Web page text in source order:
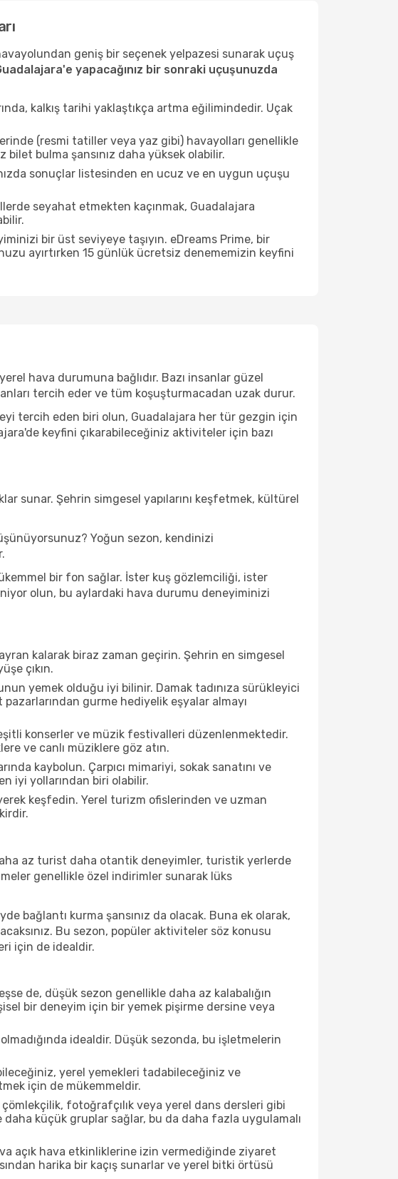
geniş bir seçenek yelpazesi sunarak uçuş
yapacağınız bir sonraki uçuşunuzda
kalkış tarihi yaklaştıkça artma eğilimindedir. Uçak
(resmi tatiller veya yaz gibi) havayolları genellikle
bulma şansınız daha yüksek olabilir.
sonuçlar listesinden en ucuz ve en uygun uçuşu
seyahat etmekten kaçınmak, Guadalajara
bir üst seviyeye taşıyın. eDreams Prime, bir
ayırtırken 15 günlük ücretsiz denememizin keyfini
hava durumuna bağlıdır. Bazı insanlar güzel
tercih eder ve tüm koşuşturmacadan uzak durur.
tercih eden biri olun, Guadalajara her tür gezgin için
keyfini çıkarabileceğiniz aktiviteler için bazı
sunar. Şehrin simgesel yapılarını keşfetmek, kültürel
Yoğun sezon, kendinizi
bir fon sağlar. İster kuş gözlemciliği, ister
olun, bu aylardaki hava durumu deneyiminizi
kalarak biraz zaman geçirin. Şehrin en simgesel
çıkın.
yemek olduğu iyi bilinir. Damak tadınıza sürükleyici
gurme hediyelik eşyalar almayı
konserler ve müzik festivalleri düzenlenmektedir.
ve canlı müziklere göz atın.
kaybolun. Çarpıcı mimariyi, sokak sanatını ve
iyi yollarından biri olabilir.
keşfedin. Yerel turizm ofislerinden ve uzman
az turist daha otantik deneyimler, turistik yerlerde
genellikle özel indirimler sunarak lüks
bağlantı kurma şansınız da olacak. Buna ek olarak,
Bu sezon, popüler aktiviteler söz konusu
için de idealdir.
de, düşük sezon genellikle daha az kalabalığın
bir deneyim için bir yemek pişirme dersine veya
idealdir. Düşük sezonda, bu işletmelerin
yerel yemekleri tadabileceğiniz ve
için de mükemmeldir.
fotoğrafçılık veya yerel dans dersleri gibi
küçük gruplar sağlar, bu da daha fazla uygulamalı
açık hava etkinliklerine izin vermediğinde ziyaret
harika bir kaçış sunarlar ve yerel bitki örtüsü